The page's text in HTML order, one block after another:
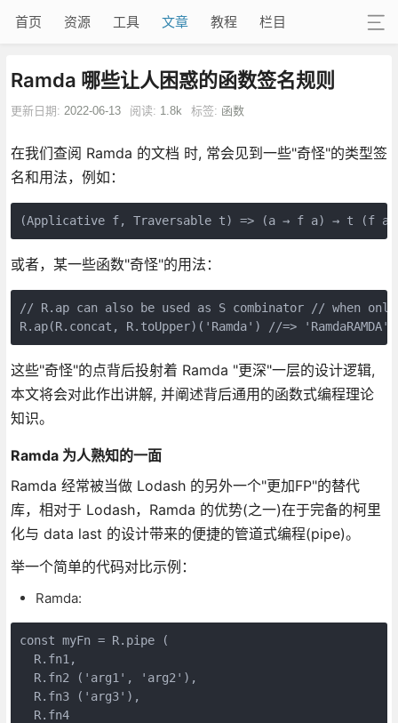
首页 资源 工具 文章 教程 栏目
Ramda 哪些让人困惑的函数签名规则
更新日期: 2022-06-13 阅读: 1.8k 标签: 函数
在我们查阅 Ramda 的文档 时, 常会见到一些"奇怪"的类型签
名和用法，例如：
(Applicative f, Traversable t) => (a → f a) → t (f
或者，某一些函数"奇怪"的用法：
// R.ap can also be used as S combinator // when
R.ap(R.concat, R.toUpper)('Ramda') //=> 'RamdaRAMDA'
这些"奇怪"的点背后投射着 Ramda "更深"一层的设计逻辑,
本文将会对此作出讲解, 并阐述背后通用的函数式编程理论
知识。
Ramda 为人熟知的一面
Ramda 经常被当做 Lodash 的另外一个"更加FP"的替代
库，相对于 Lodash，Ramda 的优势(之一)在于完备的柯里
化与 data last 的设计带来的便捷的管道式编程(pipe)。
举一个简单的代码对比示例：
Ramda:
const myFn = R.pipe (
  R.fn1,
  R.fn2 ('arg1', 'arg2'),
  R.fn3 ('arg3'),
  R.fn4